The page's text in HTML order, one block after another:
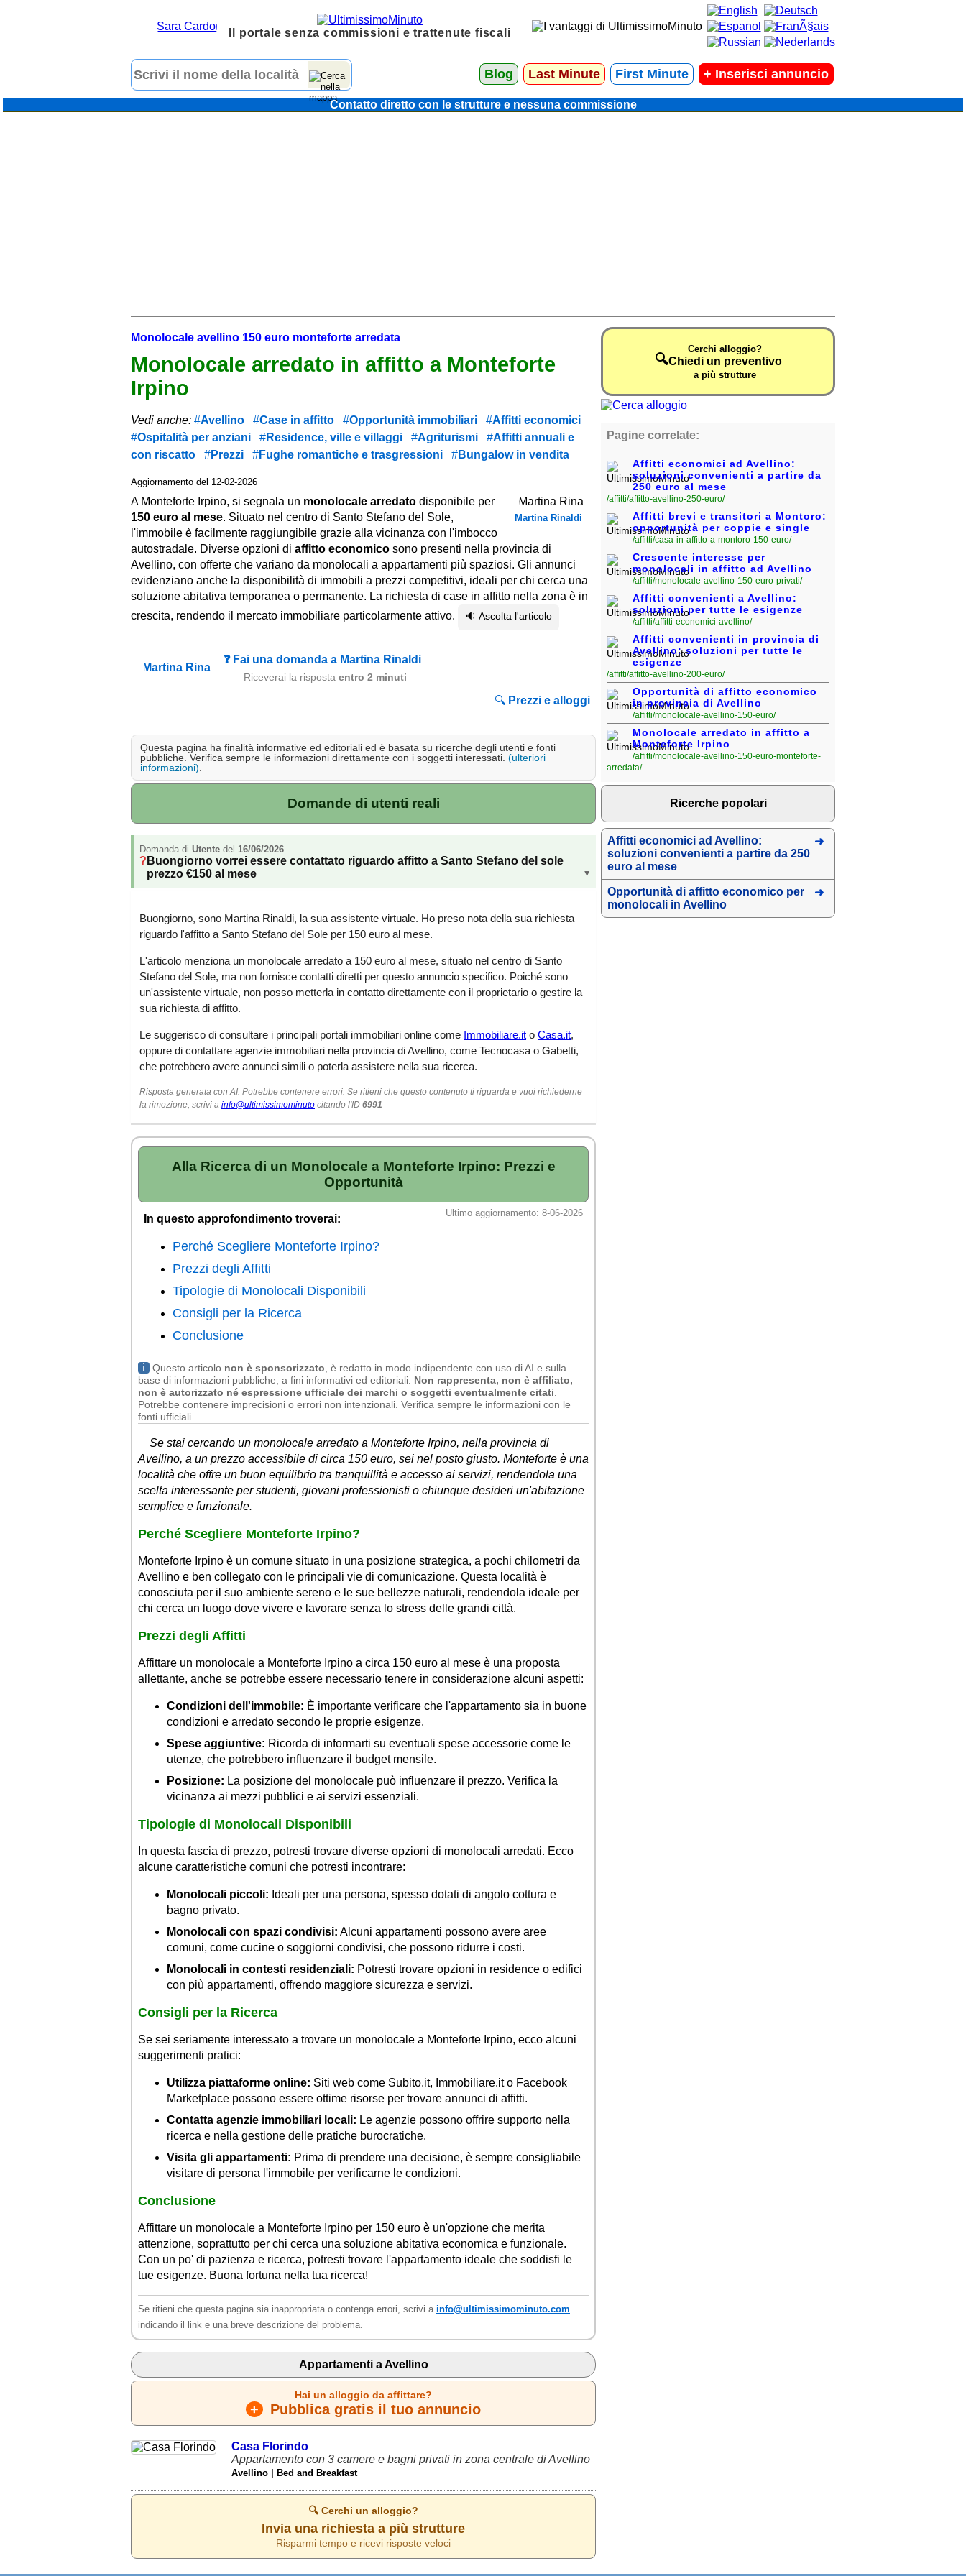
Il portale senza commissioni e trattenute fiscali
Blog Last Minute First Minute + Inserisci annuncio
Contatto diretto con le strutture e nessuna commissione
Monolocale avellino 150 euro monteforte arredata
Monolocale arredato in affitto a Monteforte
Irpino
Vedi anche: Avellino Case in affitto Opportunità immobiliari
Affitti economici
Ospitalità per anziani
Residence, ville e villaggi Agriturismi
Affitti annuali e
con riscatto
Prezzi Fughe romantiche e trasgressioni Bungalow in vendita
Aggiornamento del 12-02-2026
Martina Rinaldi
A Monteforte Irpino, si segnala un monolocale arredato disponibile per
150 euro al mese. Situato nel centro di Santo Stefano del Sole,
l'immobile è facilmente raggiungibile grazie alla vicinanza con l'imbocco
autostradale. Diverse opzioni di affitto economico sono presenti nella provincia di
Avellino, con offerte che variano da monolocali a appartamenti più spaziosi. Gli annunci
evidenziano anche la disponibilità di immobili a prezzi competitivi, ideali per chi cerca una
soluzione abitativa temporanea o permanente. La richiesta di case in affitto nella zona è in
crescita, rendendo il mercato immobiliare particolarmente attivo.
🔉 Ascolta l'articolo
❓ Fai una domanda a Martina Rinaldi
Riceverai la risposta entro 2 minuti
🔍 Prezzi e alloggi
Questa pagina ha finalità informative ed editoriali ed è basata su ricerche degli utenti e fonti
pubbliche. Verifica sempre le informazioni direttamente con i soggetti interessati. (ulteriori
informazioni)
Domande di utenti reali
Domanda di Utente del 16/06/2026
Buongiorno vorrei essere contattato riguardo affitto a Santo Stefano del sole
prezzo €150 al mese
▸
Buongiorno, sono Martina Rinaldi, la sua assistente virtuale. Ho preso nota della sua richiesta
riguardo l'affitto a Santo Stefano del Sole per 150 euro al mese.
L'articolo menziona un monolocale arredato a 150 euro al mese, situato nel centro di Santo
Stefano del Sole, ma non fornisce contatti diretti per questo annuncio specifico. Poiché sono
un'assistente virtuale, non posso metterla in contatto direttamente con il proprietario o gestire la
sua richiesta di affitto.
Le suggerisco di consultare i principali portali immobiliari online come Immobiliare.it o Casa.it,
oppure di contattare agenzie immobiliari nella provincia di Avellino, come Tecnocasa o Gabetti,
che potrebbero avere annunci simili o poterla assistere nella sua ricerca.
Risposta generata con AI. Potrebbe contenere errori. Se ritieni che questo contenuto ti riguarda e vuoi richiederne
la rimozione, scrivi a info@ultimissimominuto citando l'ID 6991
Alla Ricerca di un Monolocale a Monteforte Irpino: Prezzi e
Opportunità
Ultimo aggiornamento: 8-06-2026
In questo approfondimento troverai:
Perché Scegliere Monteforte Irpino?
Prezzi degli Affitti
Tipologie di Monolocali Disponibili
Consigli per la Ricerca
Conclusione
ℹ Questo articolo non è sponsorizzato , è redatto in modo indipendente con uso di AI e sulla
base di informazioni pubbliche, a fini informativi ed editoriali. Non rappresenta, non è affiliato,
non è autorizzato né espressione ufficiale dei marchi o soggetti eventualmente citati
Potrebbe contenere imprecisioni o errori non intenzionali. Verifica sempre le informazioni con le
fonti ufficiali.
Se stai cercando un monolocale arredato a Monteforte Irpino, nella provincia di
Avellino, a un prezzo accessibile di circa 150 euro, sei nel posto giusto. Monteforte è una
località che offre un buon equilibrio tra tranquillità e accesso ai servizi, rendendola una
scelta interessante per studenti, giovani professionisti o chiunque desideri un'abitazione
semplice e funzionale.
Perché Scegliere Monteforte Irpino?
Monteforte Irpino è un comune situato in una posizione strategica, a pochi chilometri da
Avellino e ben collegato con le principali vie di comunicazione. Questa località è
conosciuta per il suo ambiente sereno e le sue bellezze naturali, rendendola ideale per
chi cerca un luogo dove vivere e lavorare senza lo stress delle grandi città.
Prezzi degli Affitti
Affittare un monolocale a Monteforte Irpino a circa 150 euro al mese è una proposta
allettante, anche se potrebbe essere necessario tenere in considerazione alcuni aspetti:
Condizioni dell'immobile: È importante verificare che l'appartamento sia in buone
condizioni e arredato secondo le proprie esigenze.
Spese aggiuntive: Ricorda di informarti su eventuali spese accessorie come le
utenze, che potrebbero influenzare il budget mensile.
Posizione: La posizione del monolocale può influenzare il prezzo. Verifica la
vicinanza ai mezzi pubblici e ai servizi essenziali.
Tipologie di Monolocali Disponibili
In questa fascia di prezzo, potresti trovare diverse opzioni di monolocali arredati. Ecco
alcune caratteristiche comuni che potresti incontrare:
Monolocali piccoli: Ideali per una persona, spesso dotati di angolo cottura e
bagno privato.
Monolocali con spazi condivisi: Alcuni appartamenti possono avere aree
comuni, come cucine o soggiorni condivisi, che possono ridurre i costi.
Monolocali in contesti residenziali: Potresti trovare opzioni in residence o edifici
con più appartamenti, offrendo maggiore sicurezza e servizi.
Consigli per la Ricerca
Se sei seriamente interessato a trovare un monolocale a Monteforte Irpino, ecco alcuni
suggerimenti pratici:
Utilizza piattaforme online: Siti web come Subito.it, Immobiliare.it o Facebook
Marketplace possono essere ottime risorse per trovare annunci di affitti.
Contatta agenzie immobiliari locali: Le agenzie possono offrire supporto nella
ricerca e nella gestione delle pratiche burocratiche.
Visita gli appartamenti: Prima di prendere una decisione, è sempre consigliabile
visitare di persona l'immobile per verificarne le condizioni.
Conclusione
Affittare un monolocale a Monteforte Irpino per 150 euro è un'opzione che merita
attenzione, soprattutto per chi cerca una soluzione abitativa economica e funzionale.
Con un po' di pazienza e ricerca, potresti trovare l'appartamento ideale che soddisfi le
tue esigenze. Buona fortuna nella tua ricerca!
Se ritieni che questa pagina sia inappropriata o contenga errori, scrivi a info@ultimissimominuto.com
indicando il link e una breve descrizione del problema.
Appartamenti a Avellino
Hai un alloggio da affittare?
+ Pubblica gratis il tuo annuncio
Casa Florindo
Appartamento con 3 camere e bagni privati in zona centrale di Avellino
Avellino | Bed and Breakfast
🔍 Cerchi un alloggio?
Invia una richiesta a più strutture
Risparmi tempo e ricevi risposte veloci
🔍
Cerchi alloggio?
Chiedi un preventivo
a più strutture
Pagine correlate:
Affitti economici ad Avellino:
soluzioni convenienti a partire da
250 euro al mese
/affitti/affitto-avellino-250-euro/
Affitti brevi e transitori a Montoro:
opportunità per coppie e single
/affitti/casa-in-affitto-a-montoro-150-euro/
Crescente interesse per
monolocali in affitto ad Avellino
/affitti/monolocale-avellino-150-euro-privati/
Affitti convenienti a Avellino:
soluzioni per tutte le esigenze
/affitti/affitti-economici-avellino/
Affitti convenienti in provincia di
Avellino: soluzioni per tutte le
esigenze
/affitti/affitto-avellino-200-euro/
Opportunità di affitto economico
in provincia di Avellino
/affitti/monolocale-avellino-150-euro/
Monolocale arredato in affitto a
Monteforte Irpino
/affitti/monolocale-avellino-150-euro-monteforte-
arredata/
Ricerche popolari
Affitti economici ad Avellino:
soluzioni convenienti a partire da 250
euro al mese
Opportunità di affitto economico per
monolocali in Avellino